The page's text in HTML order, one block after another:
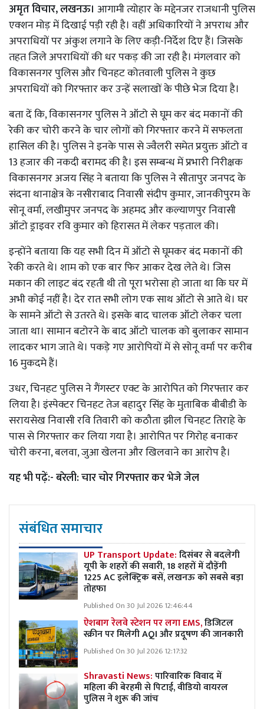
अमृत विचार, लखनऊ। आगामी त्योहार के मद्देनजर राजधानी पुलिस
एक्शन मोड़ में दिखाई पड़ी रही है। वहीं अधिकारियों ने अपराध और
अपराधियों पर अंकुश लगाने के लिए कड़ी-निर्देश दिए हैं। जिसके
तहत जिले अपराधियों की धर पकड़ की जा रही है। मंगलवार को
विकासनगर पुलिस और चिनहट कोतवाली पुलिस ने कुछ
अपराधियों को गिरफ्तार कर उन्हें सलाखों के पीछे भेज दिया है।
बता दें कि, विकासनगर पुलिस ने ऑटो से घूम कर बंद मकानों की
रेकी कर चोरी करने के चार लोगों को गिरफ्तार करने में सफलता
हासिल की है। पुलिस ने इनके पास से ज्वैलरी समेत प्रयुक्त ऑटो व
13 हजार की नकदी बरामद की है। इस सम्बन्ध में प्रभारी निरीक्षक
विकासनगर अजय सिंह ने बताया कि पुलिस ने सीतापुर जनपद के
संदना थानाक्षेत्र के नसीराबाद निवासी संदीप कुमार, जानकीपुरम के
सोनू वर्मा, लखीमुपर जनपद के अहमद और कल्याणपुर निवासी
ऑटो ड्राइवर रवि कुमार को हिरासत में लेकर पड़ताल की।
इन्होंने बताया कि यह सभी दिन में ऑटो से घूमकर बंद मकानों की
रेकी करते थे। शाम को एक बार फिर आकर देख लेते थे। जिस
मकान की लाइट बंद रहती थी तो पूरा भरोसा हो जाता था कि घर में
अभी कोई नहीं है। देर रात सभी लोग एक साथ ऑटो से आते थे। घर
के सामने ऑटो से उतरते थे। इसके बाद चालक ऑटो लेकर चला
जाता था। सामान बटोरने के बाद ऑटो चालक को बुलाकर सामान
लादकर भाग जाते थे। पकड़े गए आरोपियों में से सोनू वर्मा पर करीब
16 मुकदमे हैं।
उधर, चिनहट पुलिस ने गैंगस्टर एक्ट के आरोपित को गिरफ्तार कर
लिया है। इंस्पेक्टर चिनहट तेज बहादुर सिंह के मुताबिक बीबीडी के
सरायसेख निवासी रवि तिवारी को कठौता झील चिनहट तिराहे के
पास से गिरफ्तार कर लिया गया है। आरोपित पर गिरोह बनाकर
चोरी करना, बलवा, जुआ खेलना और खिलवाने का आरोप है।
यह भी पढ़ें:-बरेली: चार चोर गिरफ्तार कर भेजे जेल
संबंधित समाचार
UP Transport Update:दिसंबर से बदलेगी
यूपी के शहरों की सवारी, 18 शहरों में दौड़ेंगी
1225 AC इलेक्ट्रिक बसें, लखनऊ को सबसे बड़ा
तोहफा
Published On 30 Jul 2026 12:46:44
ऐशबाग रेलवे स्टेशन पर लगा EMS,डिजिटल
स्क्रीन पर मिलेगी AQI और प्रदूषण की जानकारी
Published On 30 Jul 2026 12:17:32
Shravasti News:पारिवारिक विवाद में
महिला की बेरहमी से पिटाई, वीडियो वायरल
पुलिस ने शुरू की जांच